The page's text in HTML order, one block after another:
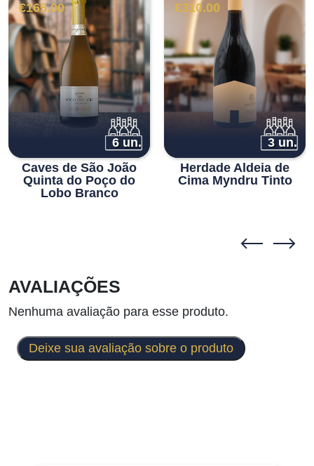
€165.00
6 un.
Caves de São João
Quinta do Poço do
Lobo Branco
€310.00
3 un.
Herdade Aldeia de
Cima Myndru Tinto
AVALIAÇÕES
Nenhuma avaliação para esse produto.
Deixe sua avaliação sobre o produto